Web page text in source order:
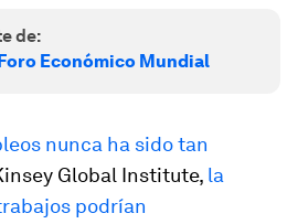
de:
Económico Mundial
nunca ha sido tan
Global Institute, la
podrían